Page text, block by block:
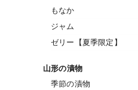
もなか
ジャム
ゼリー【夏季限定】
山形の漬物
季節の漬物